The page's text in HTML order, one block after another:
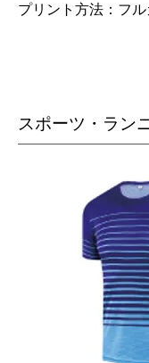
プリント方法：フ
スポーツ・ラン